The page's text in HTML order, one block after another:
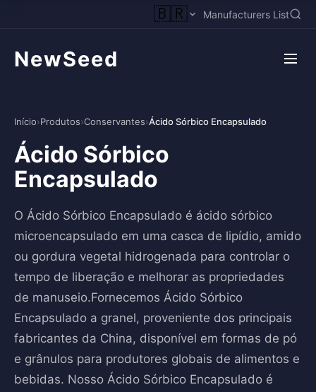
🇧🇷 Manufacturers List
NewSeed
Início›Produtos›Conservantes›Ácido Sórbico Encapsulado
Ácido Sórbico
Encapsulado
O Ácido Sórbico Encapsulado é ácido sórbico
microencapsulado em uma casca de lipídio, amido
ou gordura vegetal hidrogenada para controlar o
tempo de liberação e melhorar as propriedades
de manuseio.Fornecemos Ácido Sórbico
Encapsulado a granel, proveniente dos principais
fabricantes da China, disponível em formas de pó
e grânulos para produtores globais de alimentos e
bebidas. Nosso Ácido Sórbico Encapsulado é